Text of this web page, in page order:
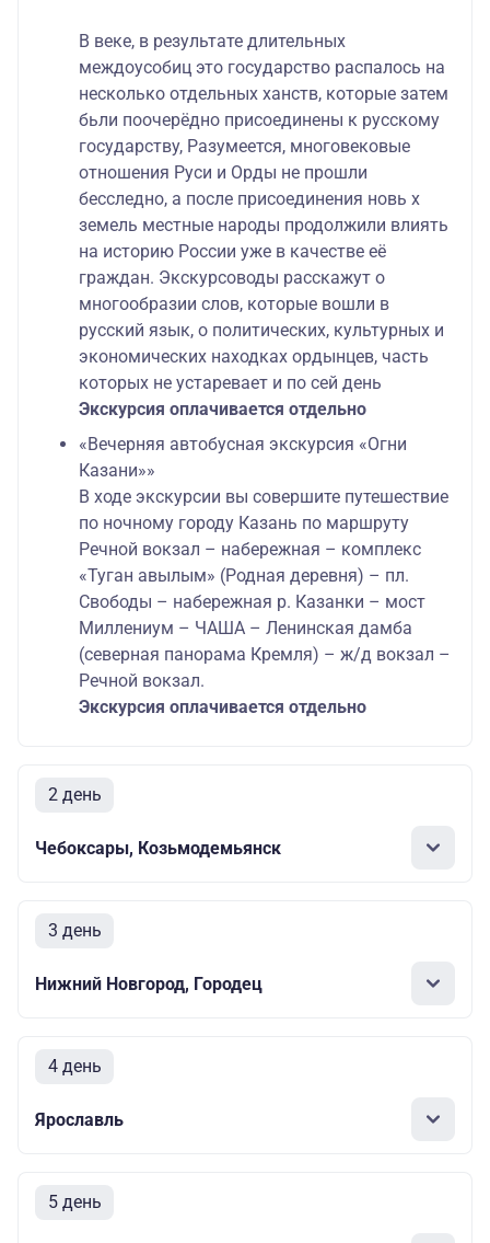
В веке, в результате длительных
междоусобиц это государство распалось на
несколько отдельных ханств, которые затем
бьли поочерёдно присоединены к русскому
государству, Разумеется, многовековые
отношения Руси и Орды не прошли
бесследно, а после присоединения новь х
земель местные народы продолжили влиять
на историю России уже в качестве её
граждан. Экскурсоводы расскажут о
многообразии слов, которые вошли в
русский язык, о политических, культурных и
экономических находках ордынцев, часть
которых не устаревает и по сей день
Экскурсия оплачивается отдельно
«Вечерняя автобусная экскурсия «Огни
Казани»»
В ходе экскурсии вы совершите путешествие
по ночному городу Казань по маршруту
Речной вокзал – набережная – комплекс
«Туган авылым» (Родная деревня) – пл.
Свободы – набережная р. Казанки – мост
Миллениум – ЧАША – Ленинская дамба
(северная панорама Кремля) – ж/д вокзал –
Речной вокзал.
Экскурсия оплачивается отдельно
2 день
Чебоксары, Козьмодемьянск
3 день
Нижний Новгород, Городец
4 день
Ярославль
5 день